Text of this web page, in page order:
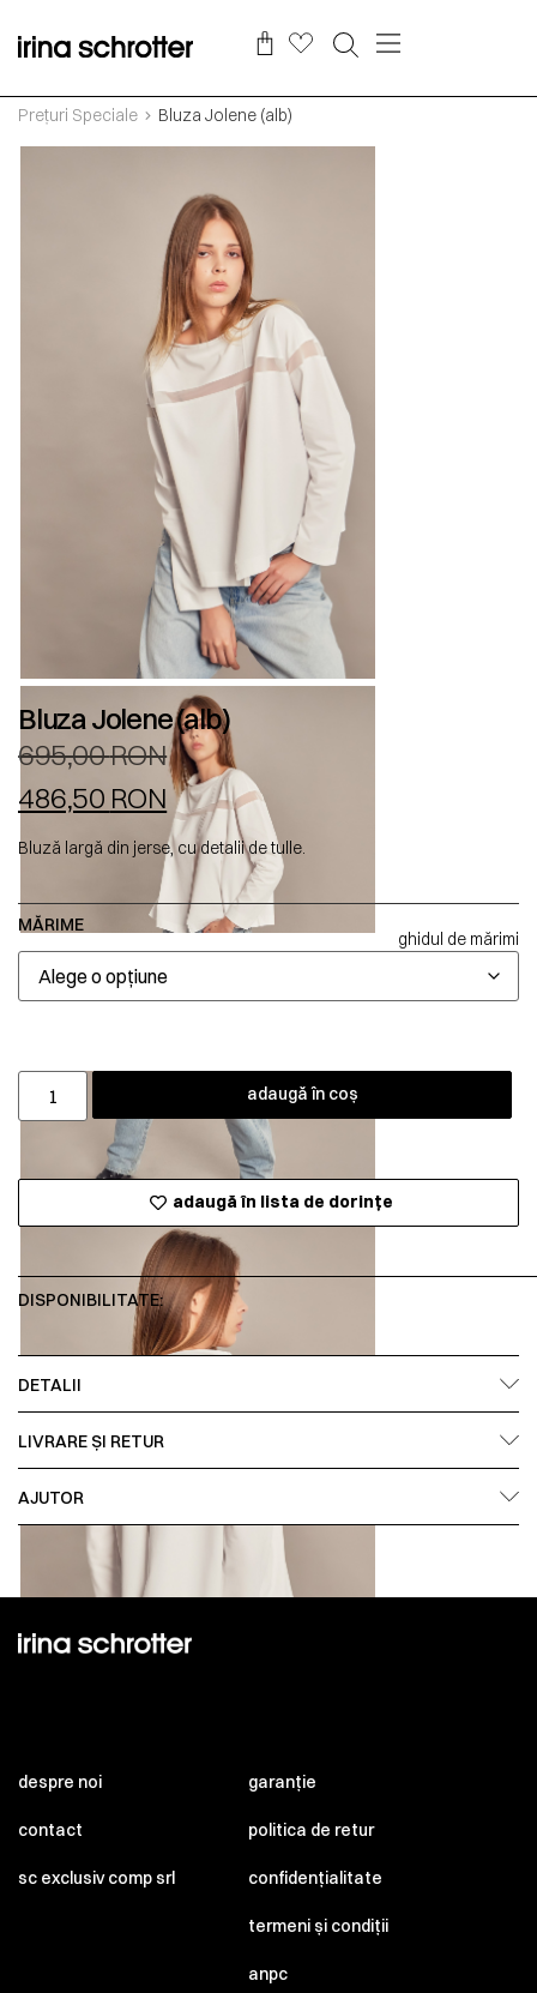
Prețuri Speciale Bluza Jolene (alb)
Bluza Jolene (alb)
695,00RON
486,50 RON
Bluză largă din jerse, cu detalii de tulle.
MĂRIME
ghidul de mărimi
adaugă în coș
adaugă în lista de dorințe
DISPONIBILITATE:
DETALII
LIVRARE ȘI RETUR
AJUTOR
despre noi
contact
sc exclusiv comp srl
garanție
politica de retur
confidențialitate
termeni și condiții
anpc